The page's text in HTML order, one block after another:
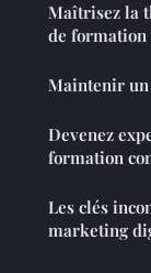
Maîtrisez la
de formation
Maintenir
Devenez
formation
Les clés
marketing